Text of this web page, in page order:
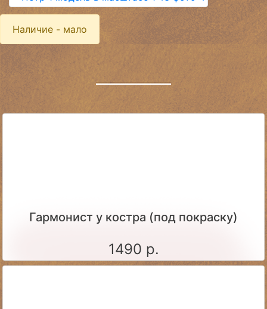
Наличие - мало
Гармонист у костра (под покраску)
1490 р.